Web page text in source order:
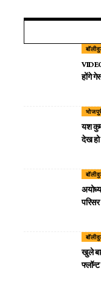
होंगे
यश
देख हो
खुले